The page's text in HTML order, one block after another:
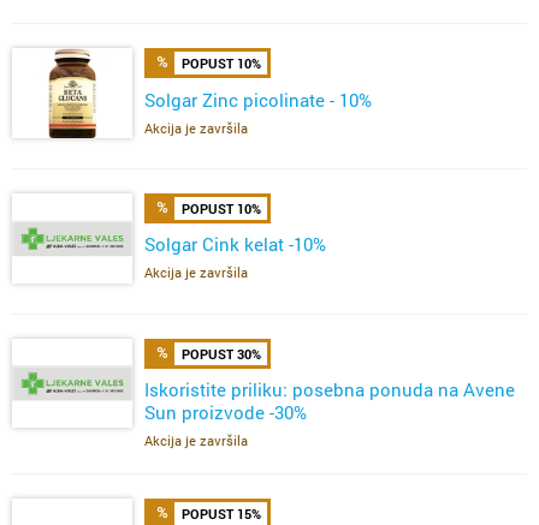
POPUST 10%
Solgar Zinc picolinate - 10%
Akcija je završila
POPUST 10%
Solgar Cink kelat -10%
Akcija je završila
POPUST 30%
Iskoristite priliku: posebna ponuda na Avene
Sun proizvode -30%
Akcija je završila
POPUST 15%